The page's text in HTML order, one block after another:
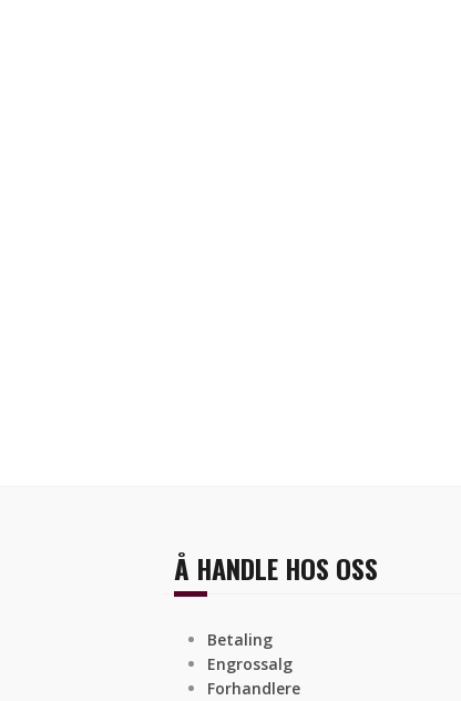
Å HANDLE HOS OSS
Betaling
Engrossalg
Forhandlere